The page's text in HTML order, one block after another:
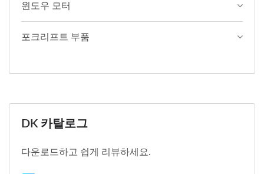
윈도우 모터
포크리프트 부품
DK 카탈로그
다운로드하고 쉽게 리뷰하세요.